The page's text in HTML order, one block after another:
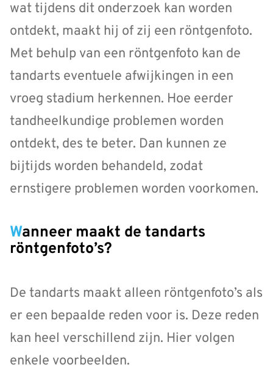
wat tijdens dit onderzoek kan worden
ontdekt, maakt hij of zij een röntgenfoto.
Met behulp van een röntgenfoto kan de
tandarts eventuele afwijkingen in een
vroeg stadium herkennen. Hoe eerder
tandheelkundige problemen worden
ontdekt, des te beter. Dan kunnen ze
bijtijds worden behandeld, zodat
ernstigere problemen worden voorkomen.
Wanneer maakt de tandarts
röntgenfoto’s?
De tandarts maakt alleen röntgenfoto’s als
er een bepaalde reden voor is. Deze reden
kan heel verschillend zijn. Hier volgen
enkele voorbeelden.